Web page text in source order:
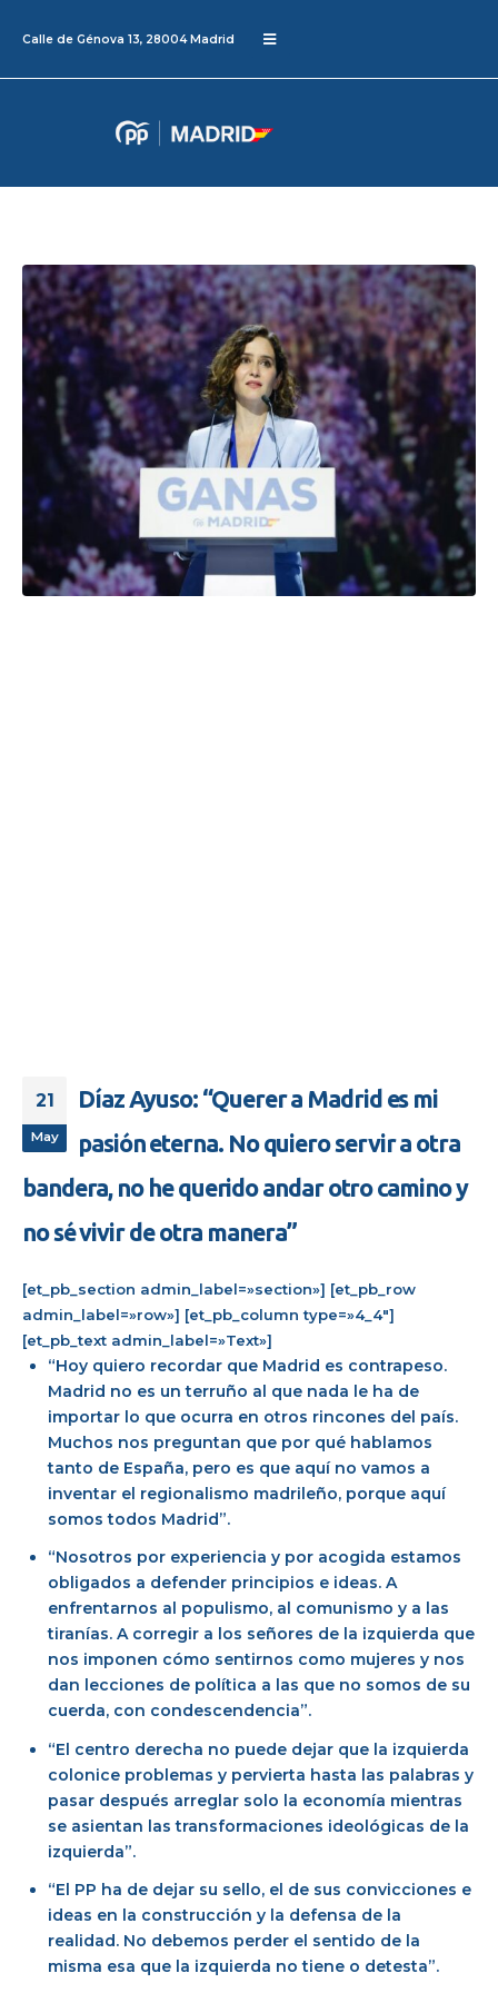
Calle de Génova 13, 28004 Madrid
21
May
Díaz Ayuso: “Querer a Madrid es mi
pasión eterna. No quiero servir a otra
bandera, no he querido andar otro camino y
no sé vivir de otra manera”
[et_pb_section admin_label=»section»] [et_pb_row
admin_label=»row»] [et_pb_column type=»4_4″]
[et_pb_text admin_label=»Text»]
“Hoy quiero recordar que Madrid es contrapeso.
Madrid no es un terruño al que nada le ha de
importar lo que ocurra en otros rincones del país.
Muchos nos preguntan que por qué hablamos
tanto de España, pero es que aquí no vamos a
inventar el regionalismo madrileño, porque aquí
somos todos Madrid”.
“Nosotros por experiencia y por acogida estamos
obligados a defender principios e ideas. A
enfrentarnos al populismo, al comunismo y a las
tiranías. A corregir a los señores de la izquierda que
nos imponen cómo sentirnos como mujeres y nos
dan lecciones de política a las que no somos de su
cuerda, con condescendencia”.
“El centro derecha no puede dejar que la izquierda
colonice problemas y pervierta hasta las palabras y
pasar después arreglar solo la economía mientras
se asientan las transformaciones ideológicas de la
izquierda”.
“El PP ha de dejar su sello, el de sus convicciones e
ideas en la construcción y la defensa de la
realidad. No debemos perder el sentido de la
misma esa que la izquierda no tiene o detesta”.